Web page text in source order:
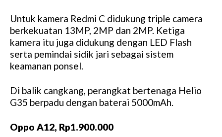
Untuk kamera Redmi C didukung triple camera
berkekuatan 13MP, 2MP dan 2MP. Ketiga
kamera itu juga didukung dengan LED Flash
serta pemindai sidik jari sebagai sistem
keamanan ponsel.
Di balik cangkang, perangkat bertenaga Helio
G35 berpadu dengan baterai 5000mAh.
Oppo A12, Rp1.900.000